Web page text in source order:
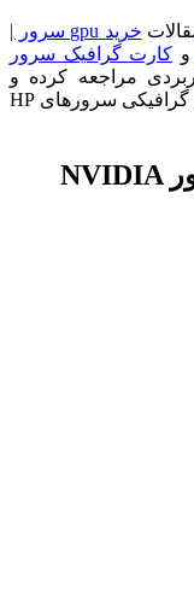
خرید gpu سرور |
و کارت گرافیک سرور
مراجعه کرده و
اطلاعات دقیق تر درباره کاربردها و نیازهای گرافیکی سرورهای HP
کارت گرافیک سرور NVIDIA